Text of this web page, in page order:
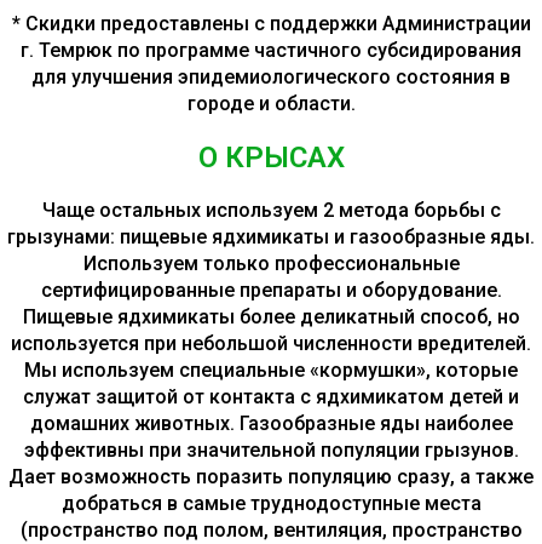
* Скидки предоставлены с поддержки Администрации
г. Темрюк по программе частичного субсидирования
для улучшения эпидемиологического состояния в
городе и области.
О КРЫСАХ
Чаще остальных используем 2 метода борьбы с
грызунами: пищевые ядхимикаты и газообразные яды.
Используем только профессиональные
сертифицированные препараты и оборудование.
Пищевые ядхимикаты более деликатный способ, но
используется при небольшой численности вредителей.
Мы используем специальные «кормушки», которые
служат защитой от контакта с ядхимикатом детей и
домашних животных. Газообразные яды наиболее
эффективны при значительной популяции грызунов.
Дает возможность поразить популяцию сразу, а также
добраться в самые труднодоступные места
(пространство под полом, вентиляция, пространство